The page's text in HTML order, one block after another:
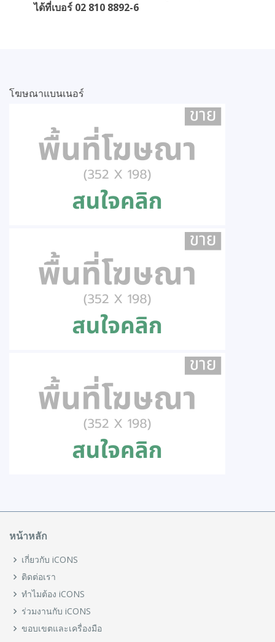
ได้ที่เบอร์ 02 810 8892-6
โฆษณาแบนเนอร์
หน้าหลัก
เกี่ยวกับ iCONS
ติดต่อเรา
ทำไมต้อง iCONS
ร่วมงานกับ iCONS
ขอบเขตและเครื่องมือ